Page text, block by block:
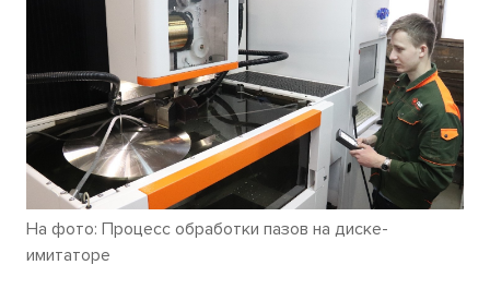
На фото: Процесс обработки пазов на диске-
имитаторе